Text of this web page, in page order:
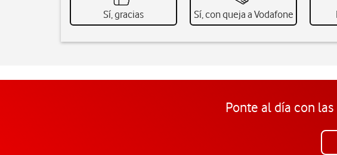
Sí, gracias Sí, con queja a Vodafone
Ponte al día con